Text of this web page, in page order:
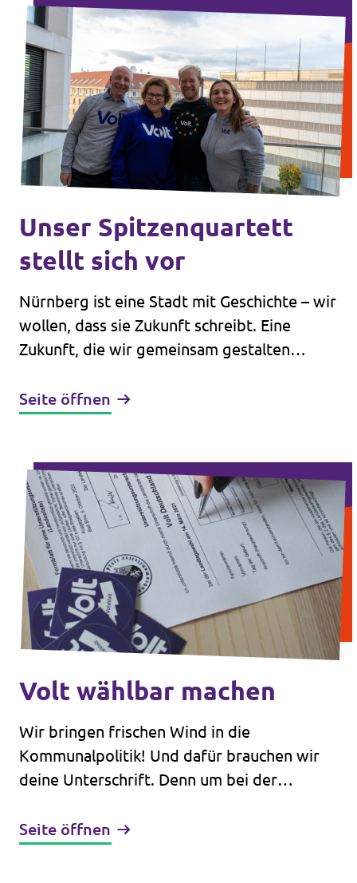
Unser Spitzenquartett
stellt sich vor
Nürnberg ist eine Stadt mit Geschichte – wir
wollen, dass sie Zukunft schreibt. Eine
Zukunft, die wir gemeinsam gestalten
Seite öffnen
Volt wählbar machen
Wir bringen frischen Wind in die
Kommunalpolitik! Und dafür brauchen wir
deine Unterschrift. Denn um bei der
zu stehen, brauchen wir 610 Unterschriften.
Seite öffnen